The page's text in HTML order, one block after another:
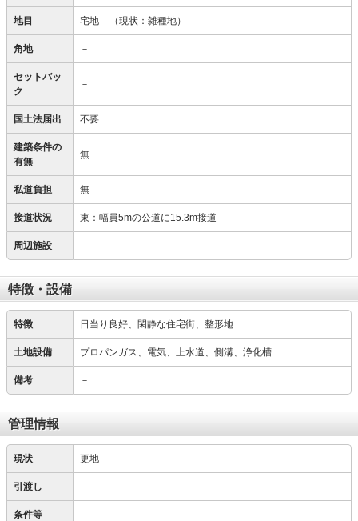
地目 宅地 （現状：雑種地）
角地 －
セットバッ
ク
－
国土法届出 不要
建築条件の
有無
無
私道負担 無
接道状況 東：幅員5mの公道に15.3m接道
周辺施設
特徴・設備
特徴 日当り良好、閑静な住宅街、整形地
土地設備 プロパンガス、電気、上水道、側溝、浄化槽
備考 －
管理情報
現状 更地
引渡し －
条件等 －